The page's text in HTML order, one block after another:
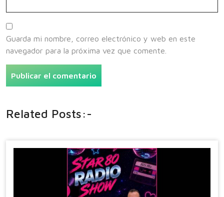
Guarda mi nombre, correo electrónico y web en este
navegador para la próxima vez que comente.
Related Posts:-